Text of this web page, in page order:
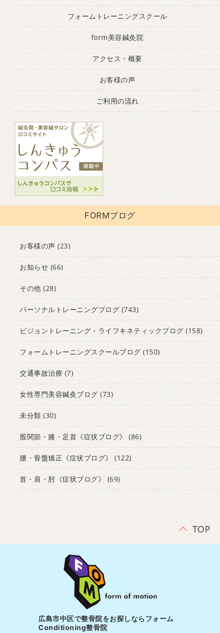
フォームトレーニングスクール
form美容鍼灸院
アクセス・概要
お客様の声
ご利用の流れ
FORMブログ
お客様の声 (23)
お知らせ (66)
その他 (28)
パーソナルトレーニングブログ (743)
ビジョントレーニング・ライフキネティックブログ (158)
フォームトレーニングスクールブログ (150)
交通事故治療 (7)
女性専門美容鍼灸ブログ (73)
未分類 (30)
股関節・膝・足首《症状ブログ》 (86)
腰・骨盤矯正《症状ブログ》 (122)
首・肩・肘《症状ブログ》 (69)
TOP
広島市中区で整骨院をお探しならフォーム
Conditioning整骨院